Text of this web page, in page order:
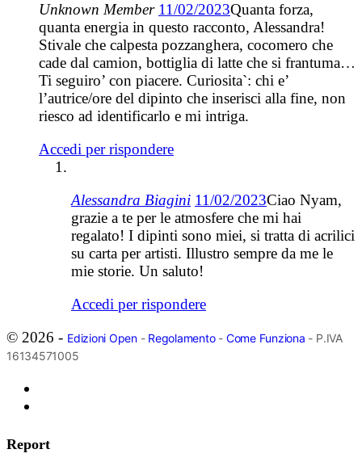
Unknown Member 11/02/2023Quanta forza,
quanta energia in questo racconto, Alessandra!
Stivale che calpesta pozzanghera, cocomero che
cade dal camion, bottiglia di latte che si frantuma…
Ti seguiro’ con piacere. Curiosita`: chi e’
l’autrice/ore del dipinto che inserisci alla fine, non
riesco ad identificarlo e mi intriga.
Accedi per rispondere
Alessandra Biagini 11/02/2023Ciao Nyam,
grazie a te per le atmosfere che mi hai
regalato! I dipinti sono miei, si tratta di acrilici
su carta per artisti. Illustro sempre da me le
mie storie. Un saluto!
Accedi per rispondere
© 2026 - Edizioni Open- Regolamento- Come Funziona - P.IVA
16134571005
Report